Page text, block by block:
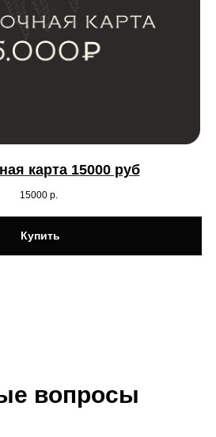
карта 15000 руб
15000 р.
Купить
вопросы